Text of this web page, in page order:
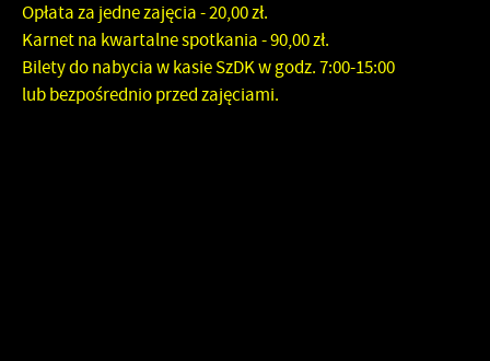
Opłata za jedne zajęcia - 20,00 zł.
Karnet na kwartalne spotkania - 90,00 zł.
Bilety do nabycia w kasie SzDK w godz. 7:00-15:00
lub bezpośrednio przed zajęciami.